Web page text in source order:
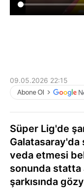
09.05.2026 22:15
Süper Lig'de
Galatasaray'da
veda etmesi
sonunda statta
şarkısında